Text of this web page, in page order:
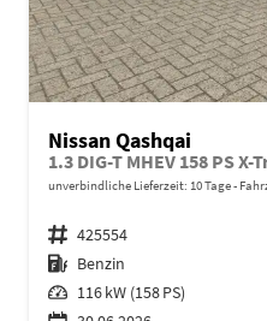
Nissan Qashqai
unverbindliche Lieferzeit: 10 Tage
Fahrzeugnr. 425554
Kraftstoff Benzin
Leistung 116 kW (158 PS)